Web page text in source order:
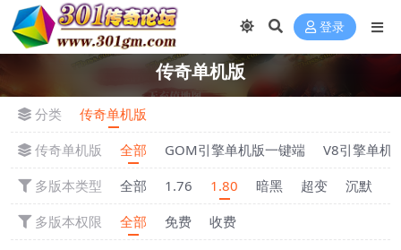
登录
传奇单机版
分类
传奇单机版
传奇单机版
全部 GOM引擎单机版一键端
V8引擎单机
多版本类型
全部 1.76 1.80 暗黑 超变 沉默
多版本权限
全部 免费
收费